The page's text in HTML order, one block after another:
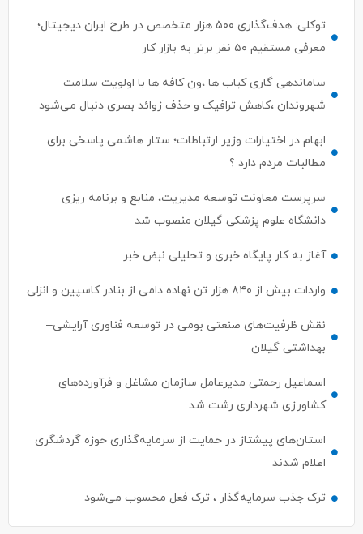
توکلی: هدف‌گذاری ۵۰۰ هزار متخصص در طرح ایران دیجیتال؛
معرفی مستقیم ۵۰ نفر برتر به بازار کار
ساماندهی گاری کباب ها ،ون کافه ها با اولویت سلامت
شهروندان ،کاهش ترافیک و حذف زوائد بصری دنبال می‌شود
ابهام در اختیارات وزیر ارتباطات؛ ستار هاشمی پاسخی برای
مطالبات مردم دارد ؟
سرپرست معاونت توسعه مدیریت، منابع و برنامه ریزی
دانشگاه علوم پزشکی گیلان منصوب شد
آغاز به کار پایگاه خبری و تحلیلی نبض خبر
واردات بیش از ۸۴۰ هزار تن نهاده دامی از بنادر كاسپین و انزلی
نقش ظرفیت‌های صنعتی بومی در توسعه فناوری آرایشی–
بهداشتی گیلان
اسماعیل رحمتی مدیرعامل سازمان مشاغل و فرآورده‌های
کشاورزی شهرداری رشت شد
استان‌های پیشتاز در حمایت از سرمایه‌گذاری حوزه گردشگری
اعلام شدند
ترک جذب سرمایه‌گذار ، ترک فعل محسوب می‌شود